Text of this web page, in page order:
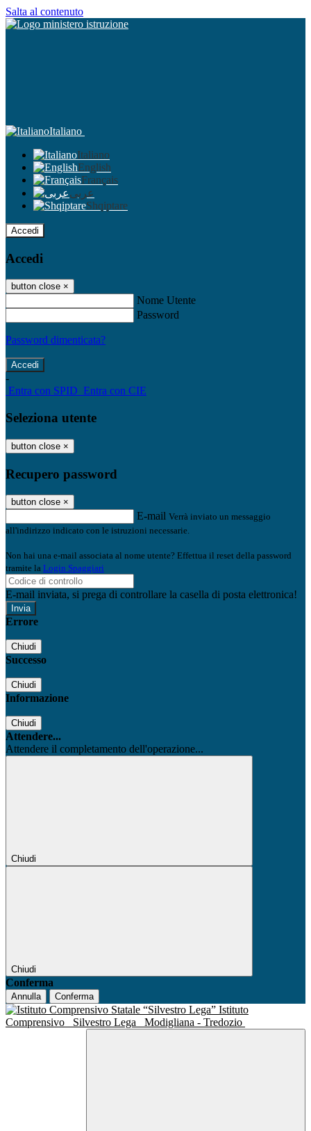
Salta al contenuto
Italiano
Italiano
English
Français
عربى
Shqiptare
Accedi
Accedi
button close ×
Nome Utente
Password
Password dimenticata?
-
Entra con SPID Entra con CIE
Seleziona utente
button close ×
Recupero password
button close ×
E-mail Verrà inviato un messaggio
all'indirizzo indicato con le istruzioni necessarie.
Non hai una e-mail associata al nome utente? Effettua il reset della password
tramite la Login Spaggiari
E-mail inviata, si prega di controllare la casella di posta elettronica!
Errore
Chiudi
Successo
Chiudi
Informazione
Chiudi
Attendere...
Attendere il completamento dell'operazione...
Chiudi
Chiudi
Conferma
Annulla Conferma
Istituto
Comprensivo
Silvestro Lega Modigliana - Tredozio